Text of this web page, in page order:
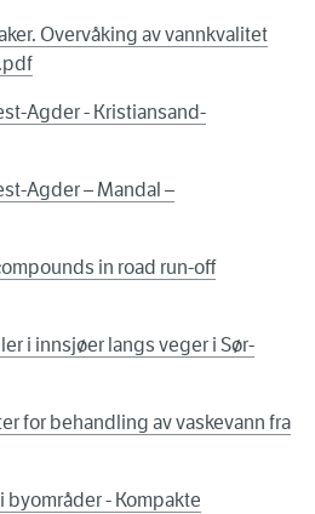
Overvåking av vannkvalitet
Agder - Kristiansand-
Agder – Mandal –
in road run-off
i innsjøer langs veger i Sør-
for behandling av vaskevann fra
byområder - Kompakte